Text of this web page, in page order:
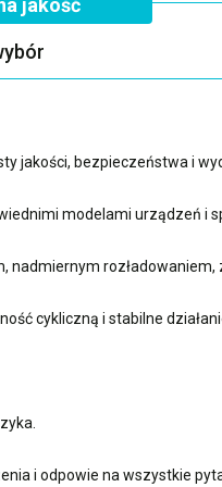
jakość
jakości, bezpieczeństwa i
modelami urządzeń i
nadmiernym
cykliczną i stabilne
i odpowie na wszystkie